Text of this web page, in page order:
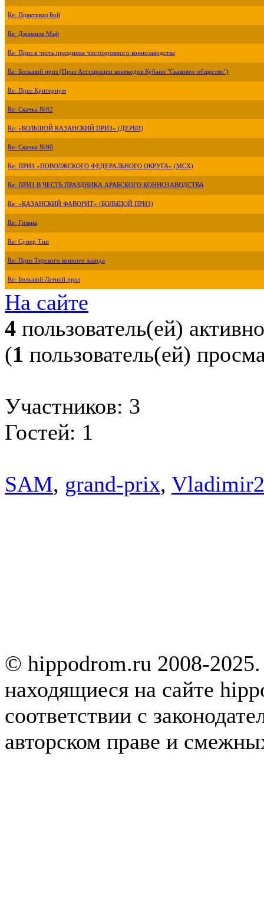
Re: Практикал Бой
Re: Джамила Маф
Re: Приз в честь праздника чистокровного коннозаводства
Re: Большой приз (Приз Ассоциации коневодов Кубани "Скаковое общество")
Re: Приз Критериум
Re: Скачка №82
Re: «БОЛЬШОЙ КАЗАНСКИЙ ПРИЗ» (ДЕРБИ)
Re: Скачка №80
Re: ПРИЗ «ПОВОЛЖСКОГО ФЕДЕРАЛЬНОГО ОКРУГА» (МСХ)
Re: ПРИЗ В ЧЕСТЬ ПРАЗДНИКА АРАБСКОГО КОННОЗАВОДСТВА
Re: «КАЗАНСКИЙ ФАВОРИТ» (БОЛЬШОЙ ПРИЗ)
Re: Гизана
Re: Супер Тип
Re: Приз Терского конного завода
Re: Большой Летний приз
На сайте
4 пользователь(ей) активно
(1 пользователь(ей)
Участников: 3
Гостей: 1
SAM, grand-prix,
© hippodrom.ru 2008-
находящиеся на сайте
соответствии с
авторском праве и